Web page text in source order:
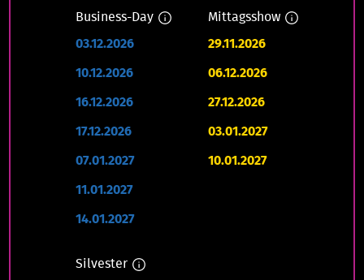
Business-Day
03.12.2026
10.12.2026
16.12.2026
17.12.2026
07.01.2027
11.01.2027
14.01.2027
Mittagsshow
29.11.2026
06.12.2026
27.12.2026
03.01.2027
10.01.2027
Silvester